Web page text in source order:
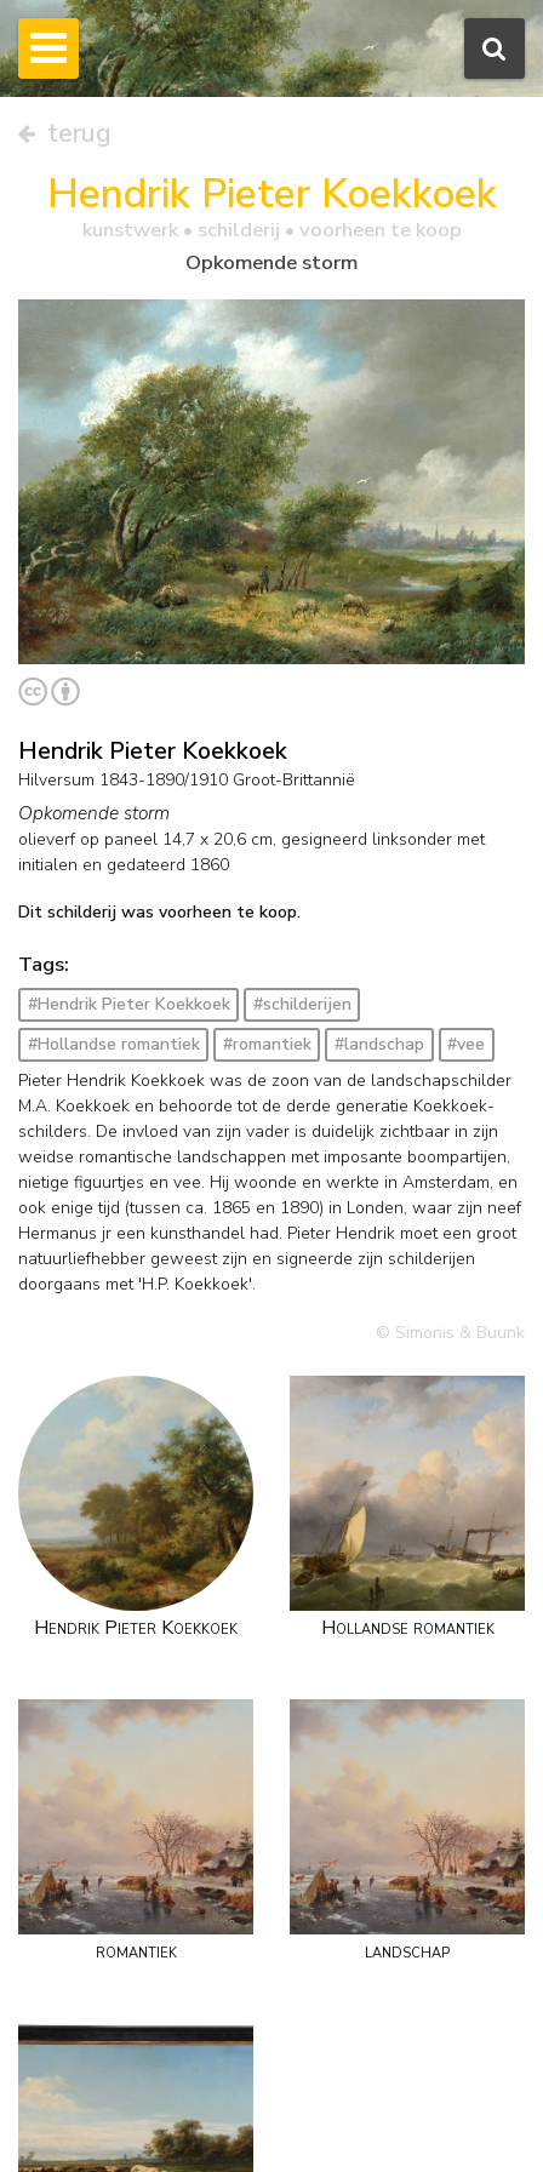
terug
Hendrik Pieter Koekkoek
kunstwerk • schilderij • voorheen te koop
Opkomende storm
Hendrik Pieter Koekkoek
Hilversum 1843-1890/1910 Groot-Brittannië
Opkomende storm
olieverf op paneel 14,7 x 20,6 cm, gesigneerd linksonder met
initialen en gedateerd 1860
Dit schilderij was voorheen te koop.
Tags:
#Hendrik Pieter Koekkoek
#schilderijen
#Hollandse romantiek
#romantiek #landschap
#vee
Pieter Hendrik Koekkoek was de zoon van de landschapschilder
M.A. Koekkoek en behoorde tot de derde generatie Koekkoek-
schilders. De invloed van zijn vader is duidelijk zichtbaar in zijn
weidse romantische landschappen met imposante boompartijen,
nietige figuurtjes en vee. Hij woonde en werkte in Amsterdam, en
ook enige tijd (tussen ca. 1865 en 1890) in Londen, waar zijn neef
Hermanus jr een kunsthandel had. Pieter Hendrik moet een groot
natuurliefhebber geweest zijn en signeerde zijn schilderijen
doorgaans met 'H.P. Koekkoek'.
© Simonis & Buunk
Hendrik Pieter Koekkoek Hollandse romantiek
romantiek landschap